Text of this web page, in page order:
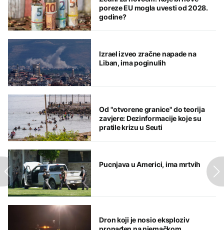
poreze EU mogla uvesti od 2028.
godine?
Izrael izveo zračne napade na
Liban, ima poginulih
Od "otvorene granice" do teorija
zavjere: Dezinformacije koje su
pratile krizu u Seuti
Pucnjava u Americi, ima mrtvih
Dron koji je nosio eksploziv